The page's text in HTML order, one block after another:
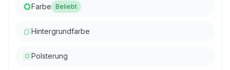
Farbe Beliebt
Hintergrundfarbe
Polsterung